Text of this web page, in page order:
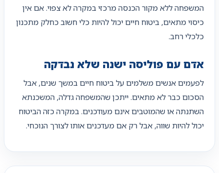
המשפחה ללא מקור הכנסה מרכזי במקרה לא צפוי. אם אין
כיסוי מתאים, ביטוח חיים יכול להיות כלי חשוב כחלק מתכנון
כלכלי רחב.
אדם עם פוליסה ישנה שלא נבדקה
לפעמים אנשים משלמים על ביטוח חיים במשך שנים, אבל
הסכום כבר לא מתאים. ייתכן שהמשפחה גדלה, המשכנתא
השתנתה או שהמוטבים אינם מעודכנים. במקרה כזה הביטוח
יכול להיות שווה, אבל רק אם מעדכנים אותו לצורך הנוכחי.